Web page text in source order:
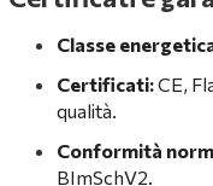
Classe
Certificati:CE,
qualità.
Conformità
BImSchV2.